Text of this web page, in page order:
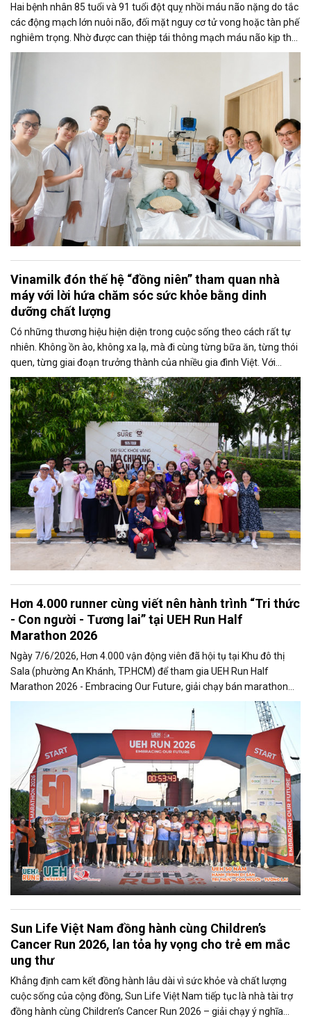
Hai bệnh nhân 85 tuổi và 91 tuổi đột quỵ nhồi máu não nặng do tắc
các động mạch lớn nuôi não, đối mặt nguy cơ tử vong hoặc tàn phế
nghiêm trọng. Nhờ được can thiệp tái thông mạch máu não kịp thời
và hồi sức đa chuyên khoa, cả hai đã vượt qua giai đoạn nguy kịch,
phục hồi và xuất viện.
Vinamilk đón thế hệ “đồng niên” tham quan nhà
máy với lời hứa chăm sóc sức khỏe bằng dinh
dưỡng chất lượng
Có những thương hiệu hiện diện trong cuộc sống theo cách rất tự
nhiên. Không ồn ào, không xa lạ, mà đi cùng từng bữa ăn, từng thói
quen, từng giai đoạn trưởng thành của nhiều gia đình Việt. Với
nhiều người thuộc thế hệ 1976, Vinamilk là một ký ức như vậy.
Hơn 4.000 runner cùng viết nên hành trình “Tri thức
- Con người - Tương lai” tại UEH Run Half
Marathon 2026
Ngày 7/6/2026, Hơn 4.000 vận động viên đã hội tụ tại Khu đô thị
Sala (phường An Khánh, TP.HCM) để tham gia UEH Run Half
Marathon 2026 - Embracing Our Future, giải chạy bán marathon
đầu tiên do Đại học Kinh tế TP.HCM (UEH) tổ chức nhân dịp kỷ niệm
Sun Life Việt Nam đồng hành cùng Children’s
Cancer Run 2026, lan tỏa hy vọng cho trẻ em mắc
ung thư
Khẳng định cam kết đồng hành lâu dài vì sức khỏe và chất lượng
cuộc sống của cộng đồng, Sun Life Việt Nam tiếp tục là nhà tài trợ
đồng hành cùng Children’s Cancer Run 2026 – giải chạy ý nghĩa